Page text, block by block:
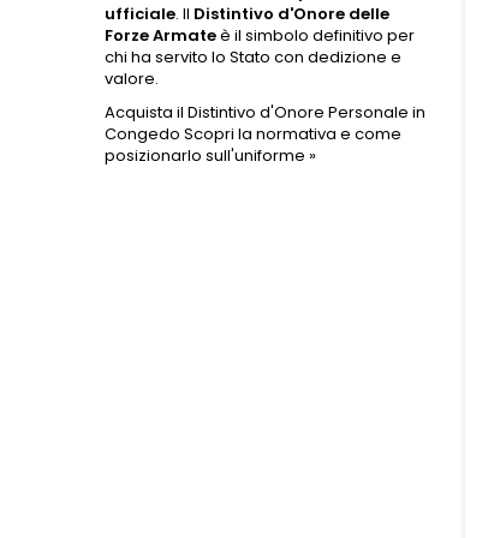
ufficiale. Il Distintivo d'Onore delle
Forze Armateè il simbolo definitivo per
chi ha servito lo Stato con dedizione e
valore.
Acquista il Distintivo d'Onore Personale in
Congedo Scopri la normativa e come
posizionarlo sull'uniforme »
È LA DIFFERENZA
LA CORDURA
È POSSIBILE
PERSONALIZZARE